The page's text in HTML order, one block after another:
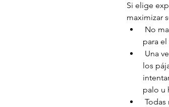
Si elige
maximizar
para
los
palo u